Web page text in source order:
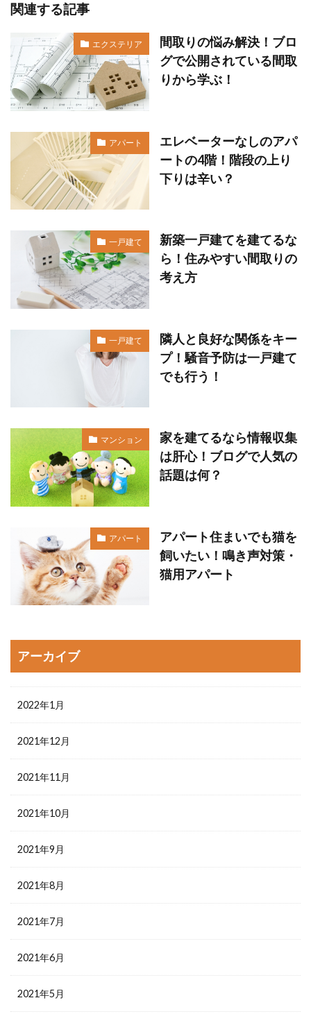
関連する記事
エクステリア
間取りの悩み解決！ブロ
グで公開されている間取
りから学ぶ！
アパート
エレベーターなしのアパ
ートの4階！階段の上り
下りは辛い？
一戸建て
新築一戸建てを建てるな
ら！住みやすい間取りの
考え方
一戸建て
隣人と良好な関係をキー
プ！騒音予防は一戸建て
でも行う！
マンション
家を建てるなら情報収集
は肝心！ブログで人気の
話題は何？
アパート
アパート住まいでも猫を
飼いたい！鳴き声対策・
猫用アパート
アーカイブ
2022年1月
2021年12月
2021年11月
2021年10月
2021年9月
2021年8月
2021年7月
2021年6月
2021年5月